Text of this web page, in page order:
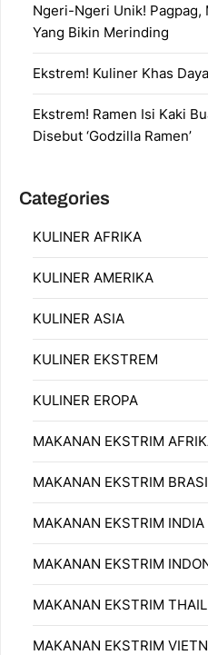
Ngeri-Ngeri Unik! Pagpag,
Yang Bikin Merinding
Ekstrem! Kuliner Khas
Ekstrem! Ramen Isi Kaki
Disebut ‘Godzilla Ramen’
Categories
KULINER AFRIKA
KULINER AMERIKA
KULINER ASIA
KULINER EKSTREM
KULINER EROPA
MAKANAN EKSTRIM
MAKANAN EKSTRIM
MAKANAN EKSTRIM INDIA
MAKANAN EKSTRIM
MAKANAN EKSTRIM
MAKANAN EKSTRIM